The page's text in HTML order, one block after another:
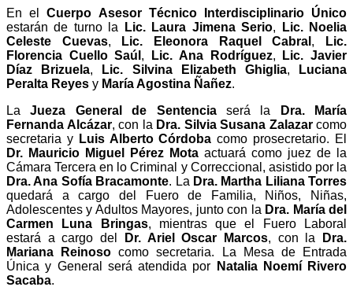
En elCuerpo Asesor Técnico Interdisciplinario Único
estarán de turno la
Lic. Laura Jimena Serio,
Lic. Noelia
Celeste Cuevas, Lic. Eleonora Raquel Cabral ,
Lic.
Florencia Cuello Saúl , Lic. Ana Rodríguez,
Lic. Javier
Díaz Brizuela, Lic. Silvina Elizabeth Ghiglia,
Luciana
Peralta Reyes y María Agostina Ñañez.
LaJueza General de Sentenciaserá la
Dra. María
Fernanda Alcázar, con la Dra. Silvia Susana Zalazarcomo
secretaria y Luis Alberto Córdoba como prosecretario. El
Dr. Mauricio Miguel Pérez Mota actuará como juez de la
Cámara Tercera en lo Criminal y Correccional, asistido por la
Dra. Ana Sofía Bracamonte. La Dra. Martha Liliana Torres
quedará a cargo del Fuero de Familia, Niños, Niñas,
Adolescentes y Adultos Mayores, junto con la Dra. María del
Carmen Luna Bringas, mientras que el Fuero Laboral
estará a cargo del
Dr. Ariel Oscar Marcos, con la
Dra.
Mariana Reinoso como secretaria. La Mesa de Entrada
Única y General será atendida por
Natalia Noemí Rivero
Sacaba.